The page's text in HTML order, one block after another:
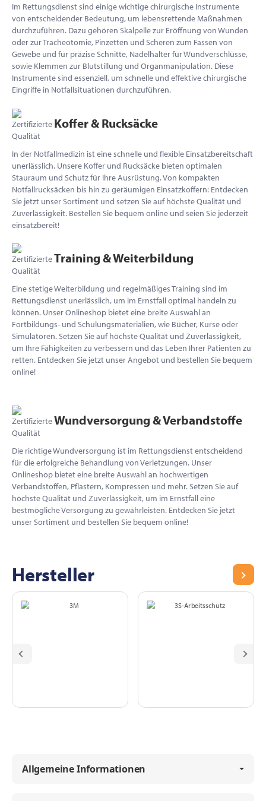
Im Rettungsdienst sind einige wichtige chirurgische Instrumente
von entscheidender Bedeutung, um lebensrettende Maßnahmen
durchzuführen. Dazu gehören Skalpelle zur Eröffnung von Wunden
oder zur Tracheotomie, Pinzetten und Scheren zum Fassen von
Gewebe und für präzise Schnitte, Nadelhalter für Wundverschlüsse,
sowie Klemmen zur Blutstillung und Organmanipulation. Diese
Instrumente sind essenziell, um schnelle und effektive chirurgische
Eingriffe in Notfallsituationen durchzuführen.
Koffer & Rucksäcke
In der Notfallmedizin ist eine schnelle und flexible Einsatzbereitschaft
unerlässlich. Unsere Koffer und Rucksäcke bieten optimalen
Stauraum und Schutz für Ihre Ausrüstung. Von kompakten
Notfallrucksäcken bis hin zu geräumigen Einsatzkoffern: Entdecken
Sie jetzt unser Sortiment und setzen Sie auf höchste Qualität und
Zuverlässigkeit. Bestellen Sie bequem online und seien Sie jederzeit
einsatzbereit!
Training & Weiterbildung
Eine stetige Weiterbildung und regelmäßiges Training sind im
Rettungsdienst unerlässlich, um im Ernstfall optimal handeln zu
können. Unser Onlineshop bietet eine breite Auswahl an
Fortbildungs- und Schulungsmaterialien, wie Bücher, Kurse oder
Simulatoren. Setzen Sie auf höchste Qualität und Zuverlässigkeit,
um Ihre Fähigkeiten zu verbessern und das Leben Ihrer Patienten zu
retten. Entdecken Sie jetzt unser Angebot und bestellen Sie bequem
online!
Wundversorgung & Verbandstoffe
Die richtige Wundversorgung ist im Rettungsdienst entscheidend
für die erfolgreiche Behandlung von Verletzungen. Unser
Onlineshop bietet eine breite Auswahl an hochwertigen
Verbandstoffen, Pflastern, Kompressen und mehr. Setzen Sie auf
höchste Qualität und Zuverlässigkeit, um im Ernstfall eine
bestmögliche Versorgung zu gewährleisten. Entdecken Sie jetzt
unser Sortiment und bestellen Sie bequem online!
Butz Medizintechnik
Hersteller
Allgemeine Informationen